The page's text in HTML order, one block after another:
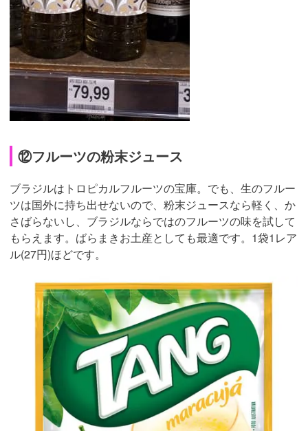
⑫フルーツの粉末ジュース
ブラジルはトロピカルフルーツの宝庫。でも、生のフルー
ツは国外に持ち出せないので、粉末ジュースなら軽く、か
さばらないし、ブラジルならではのフルーツの味を試して
もらえます。ばらまきお土産としても最適です。1袋1レア
ル(27円)ほどです。